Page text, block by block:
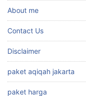
About me
Contact Us
Disclaimer
paket aqiqah jakarta
paket harga